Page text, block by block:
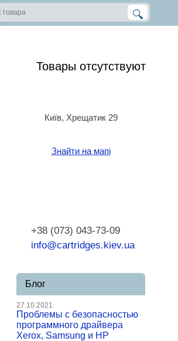
Товары отсутствуют
Київ, Хрещатик 29
Знайти на мапі
+38 (073) 043-73-09
info@cartridges.kiev.ua
Блог
27.10.2021
Проблемы с безопасностью
программного драйвера
Xerox, Samsung и HP